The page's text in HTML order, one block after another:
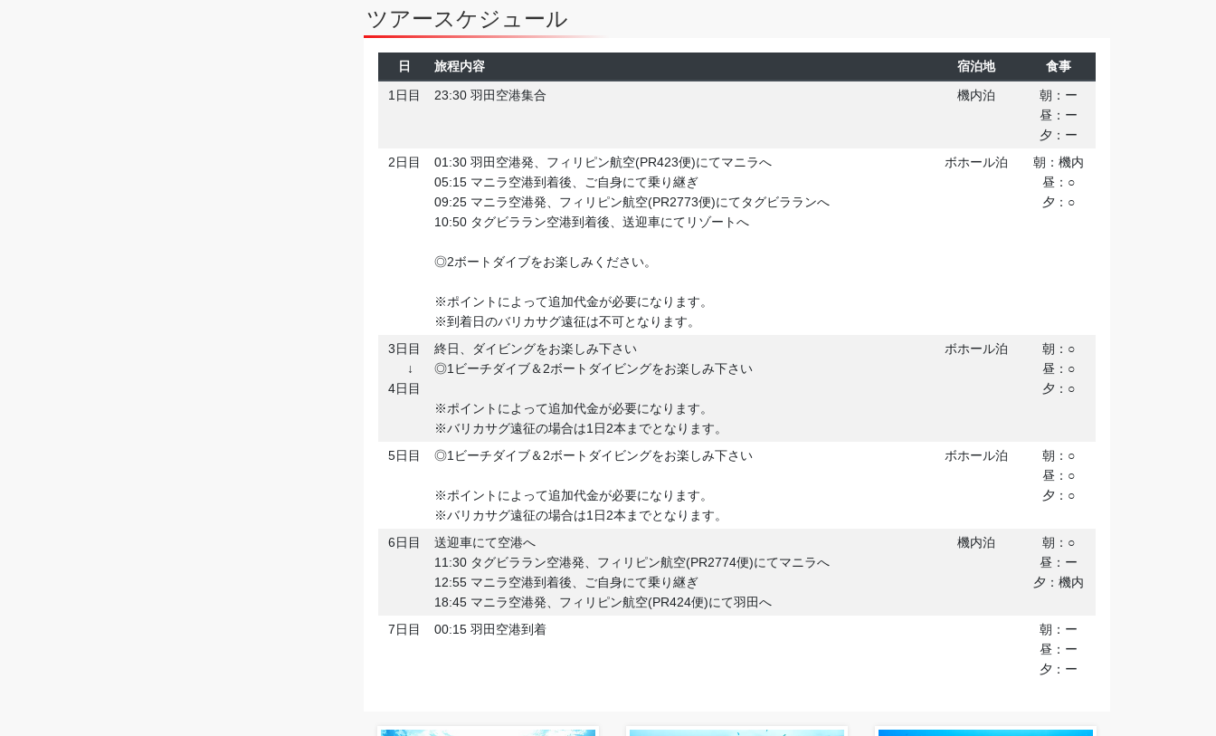
ツアースケジュール
日 旅程内容 宿泊地
食事
1日目
23:30 羽田空港集合 機内泊
朝：ー
昼：ー
夕：ー
2日目
01:30 羽田空港発、フィリピン航空(PR423便)にてマニラへ
05:15 マニラ空港到着後、ご自身にて乗り継ぎ
09:25 マニラ空港発、フィリピン航空(PR2773便)にてタグビラランへ
10:50 タグビララン空港到着後、送迎車にてリゾートへ
◎2ボートダイブをお楽しみください。
※ポイントによって追加代金が必要になります。
※到着日のバリカサグ遠征は不可となります。
ボホール泊
朝：機内
昼：○
夕：○
3日目
↓
4日目
終日、ダイビングをお楽しみ下さい
◎1ビーチダイブ＆2ボートダイビングをお楽しみ下さい
※ポイントによって追加代金が必要になります。
※バリカサグ遠征の場合は1日2本までとなります。
ボホール泊
朝：○
昼：○
夕：○
5日目 ◎1ビーチダイブ＆2ボートダイビングをお楽しみ下さい
※ポイントによって追加代金が必要になります。
※バリカサグ遠征の場合は1日2本までとなります。
ボホール泊
朝：○
昼：○
夕：○
6日目
送迎車にて空港へ
11:30 タグビララン空港発、フィリピン航空(PR2774便)にてマニラへ
12:55 マニラ空港到着後、ご自身にて乗り継ぎ
18:45 マニラ空港発、フィリピン航空(PR424便)にて羽田へ
機内泊
朝：○
昼：ー
夕：機内
7日目 00:15 羽田空港到着
朝：ー
昼：ー
夕：ー